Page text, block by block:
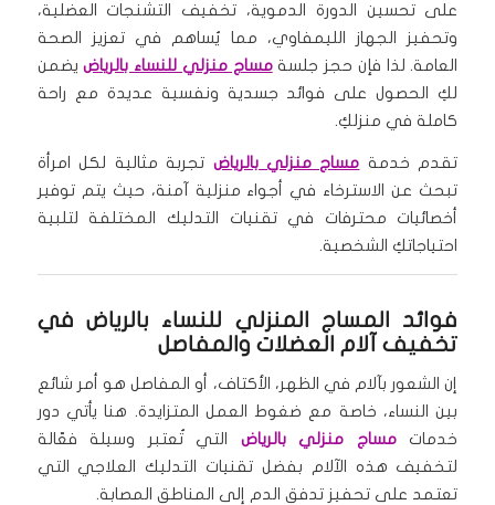
على تحسين الدورة الدموية، تخفيف التشنجات العضلية،
وتحفيز الجهاز الليمفاوي، مما يُساهم في تعزيز الصحة
العامة. لذا فإن حجز جلسةمساج منزلي للنساء بالرياضيضمن
لكِ الحصول على فوائد جسدية ونفسية عديدة مع راحة
كاملة في منزلكِ.
تقدم خدمة مساج منزلي بالرياض تجربة مثالية لكل امرأة
تبحث عن الاسترخاء في أجواء منزلية آمنة، حيث يتم توفير
أخصائيات محترفات في تقنيات التدليك المختلفة لتلبية
احتياجاتكِ الشخصية.
فوائد المساج المنزلي للنساء بالرياض في
تخفيف آلام العضلات والمفاصل
إن الشعور بآلام في الظهر، الأكتاف، أو المفاصل هو أمر شائع
بين النساء، خاصة مع ضغوط العمل المتزايدة. هنا يأتي دور
خدماتمساج منزلي بالرياض التي تُعتبر وسيلة فعّالة
لتخفيف هذه الآلام بفضل تقنيات التدليك العلاجي التي
تعتمد على تحفيز تدفق الدم إلى المناطق المصابة.